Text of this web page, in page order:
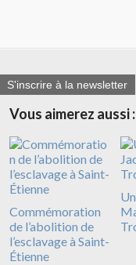
S'inscrire à la newsletter
Vous aimerez aussi :
Commémoration
de l’abolition de
l’esclavage à Saint-
Étienne